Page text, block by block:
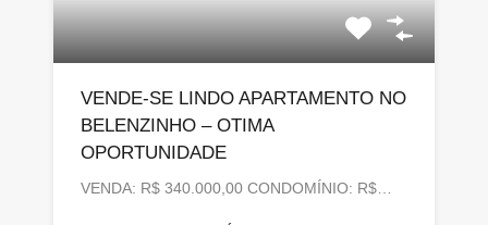
VENDE-SE LINDO APARTAMENTO NO
BELENZINHO – OTIMA
OPORTUNIDADE
VENDA: R$ 340.000,00 CONDOMÍNIO: R$…